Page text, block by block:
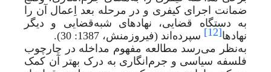
ضمانت اجرای کیفری و در مرحله بعد اِعمال آن را
به دستگاه قضایی، نهادهای شبه‌قضایی و دیگر
نهادها[12] سپرده‌اند (فیروزمنش، 1387: 30).
به‌نظر می‌رسد مطالعه مفهوم مداخله در چارچوب
فلسفه سیاسی و جرم‌انگاری به درک بهتر آن کمک